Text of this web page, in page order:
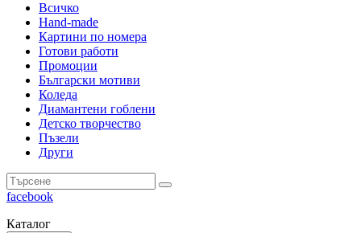
Всичко
Hand-made
Картини по номера
Готови работи
Промоции
Български мотиви
Коледа
Диамантени гоблени
Детско творчество
Пъзели
Други
facebook
Каталог